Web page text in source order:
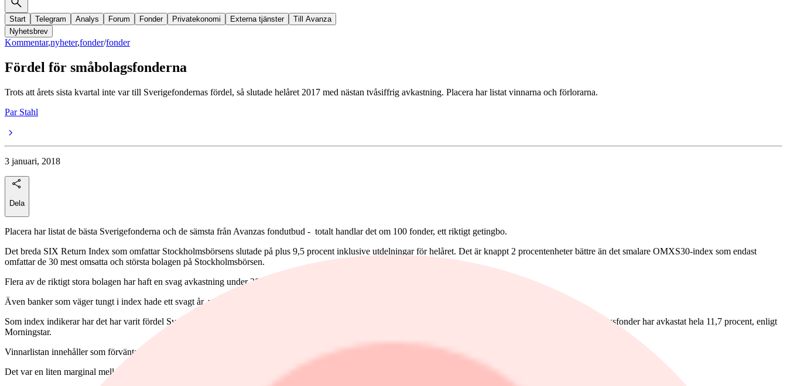
Start Telegram Analys Forum Fonder Privatekonomi Externa tjänster
Till Avanza
Nyhetsbrev
Kommentar,nyheter,fonder/fonder
Fördel för småbolagsfonderna
Trots att årets sista kvartal inte var till Sverigefondernas fördel, så slutade helåret 2017 med nästan tvåsiffrig avkastning. Placera har listat vinnarna och förlorarna.
Par Stahl
3 januari, 2018
Dela
Placera har listat de bästa Sverigefonderna och de sämsta från Avanzas fondutbud - totalt handlar det om 100 fonder, ett riktigt getingbo.
Det breda SIX Return Index som omfattar Stockholmsbörsens slutade på plus 9,5 procent inklusive utdelningar för helåret. Det är knappt 2 procentenheter bättre än det smalare OMXS30-index som endast
omfattar de 30 mest omsatta och största bolagen på Stockholmsbörsen.
Flera av de riktigt stora bolagen har haft en svag avkastning under 2017. Som exempel backade Hennes & Mauritz hela 33 procent.
Även banker som väger tungt i index hade ett svagt år, vilket påverkar OMXS30-index i stor utsträckning.
Som index indikerar har det har varit fördel Sverigefonder som investerar huvuddelen i små- och medelstora bolag, kategorisnittet Sverige små- och medelstora bolagsfonder har avkastat hela 11,7 procent, enligt
Morningstar.
Vinnarlistan innehåller som förväntat en övervikt av Sverigefonder med inriktning mot små- och medelstora bolag. Hela sex av de tio fonderna hör hemma där.
Det var en liten marginal mellan de två bästa fonderna under året. Nordea Swedish Stars knep första platsen precis före Spiltan Aktiefond Dalarna.